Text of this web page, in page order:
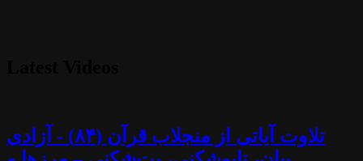
تلاوت آیاتی از منجلاب قرآن (۸۴) - آزادی